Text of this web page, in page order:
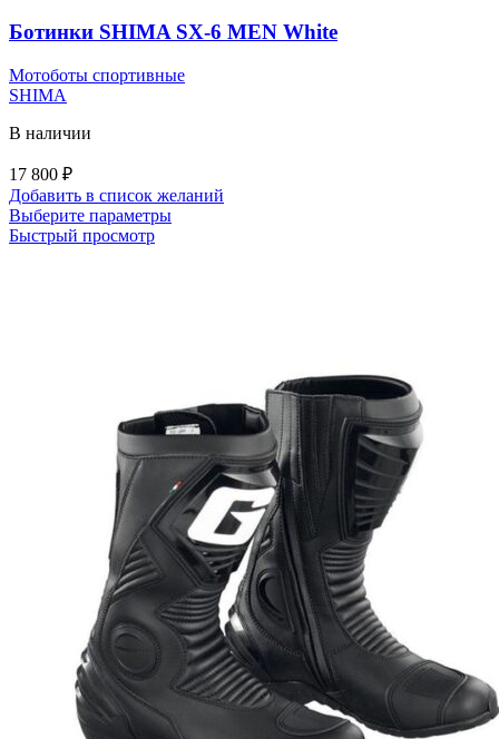
Ботинки SHIMA SX-6 MEN White
Мотоботы спортивные
SHIMA
В наличии
17 800 ₽
Добавить в список желаний
Выберите параметрыЭтот
товара.
Быстрый просмотр